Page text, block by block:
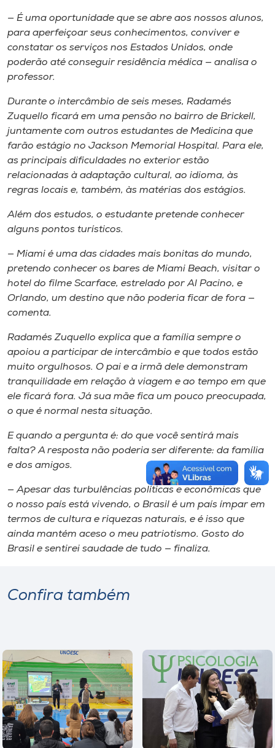
— É uma oportunidade que se abre aos nossos alunos,
para aperfeiçoar seus conhecimentos, conviver e
constatar os serviços nos Estados Unidos, onde
poderão até conseguir residência médica — analisa o
professor.
Durante o intercâmbio de seis meses, Radamés
Zuquello ficará em uma pensão no bairro de Brickell,
juntamente com outros estudantes de Medicina que
farão estágio no Jackson Memorial Hospital. Para ele,
as principais dificuldades no exterior estão
relacionadas à adaptação cultural, ao idioma, às
regras locais e, também, às matérias dos estágios.
Além dos estudos, o estudante pretende conhecer
alguns pontos turísticos.
— Miami é uma das cidades mais bonitas do mundo,
pretendo conhecer os bares de Miami Beach, visitar o
hotel do filme Scarface, estrelado por Al Pacino, e
Orlando, um destino que não poderia ficar de fora —
comenta.
Radamés Zuquello explica que a família sempre o
apoiou a participar de intercâmbio e que todos estão
muito orgulhosos. O pai e a irmã dele demonstram
tranquilidade em relação à viagem e ao tempo em que
ele ficará fora. Já sua mãe fica um pouco preocupada,
o que é normal nesta situação.
E quando a pergunta é: do que você sentirá mais
falta? A resposta não poderia ser diferente: da família
e dos amigos.
— Apesar das turbulências políticas e econômicas que
o nosso país está vivendo, o Brasil é um país ímpar em
termos de cultura e riquezas naturais, e é isso que
ainda mantém aceso o meu patriotismo. Gosto do
Brasil e sentirei saudade de tudo — finaliza.
Confira também